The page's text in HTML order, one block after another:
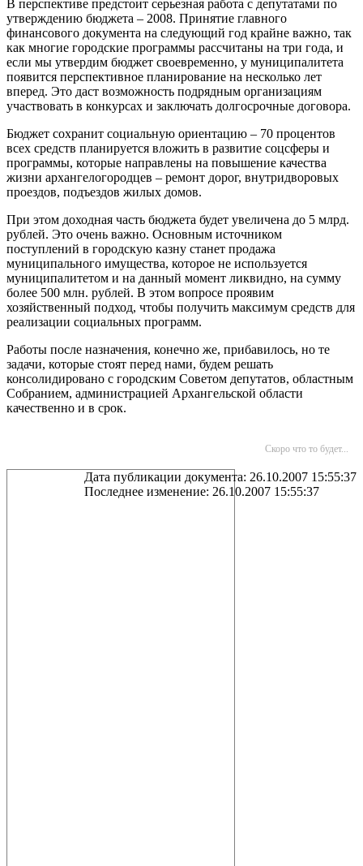
В перспективе предстоит серьезная работа с депутатами по
утверждению бюджета – 2008. Принятие главного
финансового документа на следующий год крайне важно, так
как многие городские программы рассчитаны на три года, и
если мы утвердим бюджет своевременно, у муниципалитета
появится перспективное планирование на несколько лет
вперед. Это даст возможность подрядным организациям
участвовать в конкурсах и заключать долгосрочные договора.
Бюджет сохранит социальную ориентацию – 70 процентов
всех средств планируется вложить в развитие соцсферы и
программы, которые направлены на повышение качества
жизни архангелогородцев – ремонт дорог, внутридворовых
проездов, подъездов жилых домов.
При этом доходная часть бюджета будет увеличена до 5 млрд.
рублей. Это очень важно. Основным источником
поступлений в городскую казну станет продажа
муниципального имущества, которое не используется
муниципалитетом и на данный момент ликвидно, на сумму
более 500 млн. рублей. В этом вопросе проявим
хозяйственный подход, чтобы получить максимум средств для
реализации социальных программ.
Работы после назначения, конечно же, прибавилось, но те
задачи, которые стоят перед нами, будем решать
консолидировано с городским Советом депутатов, областным
Собранием, администрацией Архангельской области
качественно и в срок.
Скоро что то будет...
Дата публикации документа: 26.10.2007 15:55:37
Последнее изменение: 26.10.2007 15:55:37